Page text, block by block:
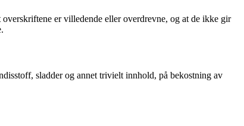
er villedende eller overdrevne, og at de ikke gir
sladder og annet trivielt innhold, på bekostning av